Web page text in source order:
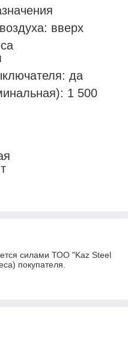
вверх
да
1 500
силами ТОО "Kaz Steel
покупателя.